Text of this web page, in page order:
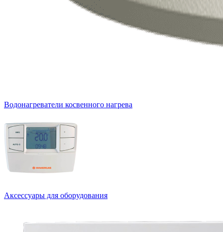
Водонагреватели косвенного нагрева
Аксессуары для оборудования